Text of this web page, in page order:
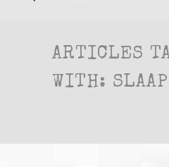
ARTICLES
WITH: